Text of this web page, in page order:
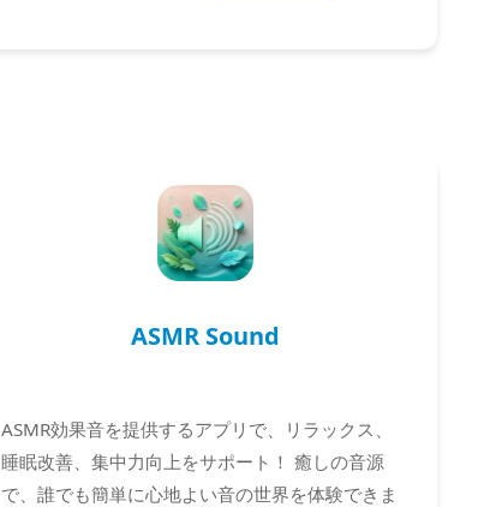
ASMR Sound
ASMR効果音を提供するアプリで、リラックス、
睡眠改善、集中力向上をサポート！ 癒しの音源
で、誰でも簡単に心地よい音の世界を体験できま